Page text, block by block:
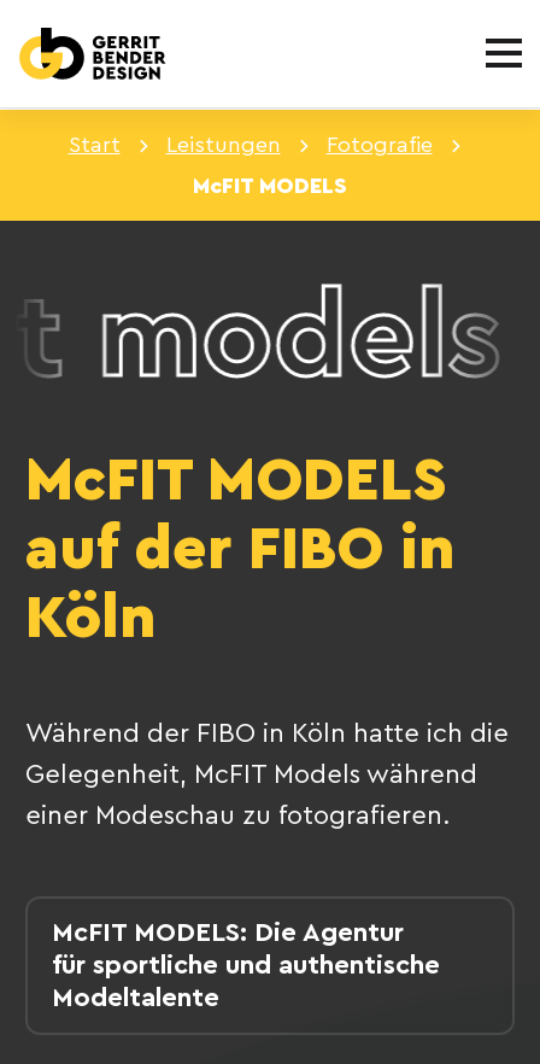
Start Leistungen
Fotografie
McFIT MODELS
models
McFIT MODELS
auf der FIBO in
Köln
Während der FIBO in Köln hatte ich die
Gelegenheit, McFIT Models während
einer Modeschau zu fotografieren.
McFIT MODELS: Die Agentur
für sportliche und authentische
Modeltalente